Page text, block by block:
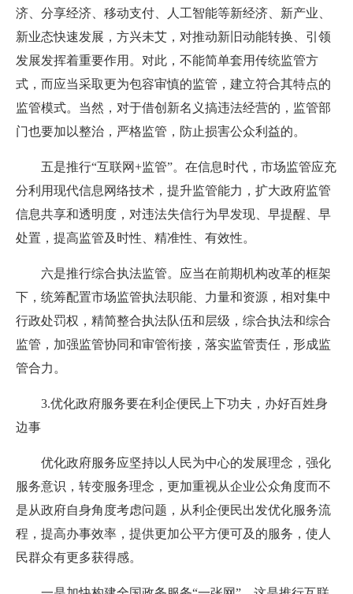
济、分享经济、移动支付、人工智能等新经济、新产业、
新业态快速发展，方兴未艾，对推动新旧动能转换、引领
发展发挥着重要作用。对此，不能简单套用传统监管方
式，而应当采取更为包容审慎的监管，建立符合其特点的
监管模式。当然，对于借创新名义搞违法经营的，监管部
门也要加以整治，严格监管，防止损害公众利益的。
五是推行“互联网+监管”。在信息时代，市场监管应充
分利用现代信息网络技术，提升监管能力，扩大政府监管
信息共享和透明度，对违法失信行为早发现、早提醒、早
处置，提高监管及时性、精准性、有效性。
六是推行综合执法监管。应当在前期机构改革的框架
下，统筹配置市场监管执法职能、力量和资源，相对集中
行政处罚权，精简整合执法队伍和层级，综合执法和综合
监管，加强监管协同和审管衔接，落实监管责任，形成监
管合力。
3.优化政府服务要在利企便民上下功夫，办好百姓身
边事
优化政府服务应坚持以人民为中心的发展理念，强化
服务意识，转变服务理念，更加重视从企业公众角度而不
是从政府自身角度考虑问题，从利企便民出发优化服务流
程，提高办事效率，提供更加公平方便可及的服务，使人
民群众有更多获得感。